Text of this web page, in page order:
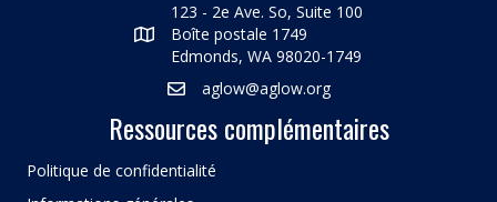
123 - 2e Ave. So, Suite 100
Boîte postale 1749
Edmonds, WA 98020-1749
aglow@aglow.org
Ressources complémentaires
Politique de confidentialité